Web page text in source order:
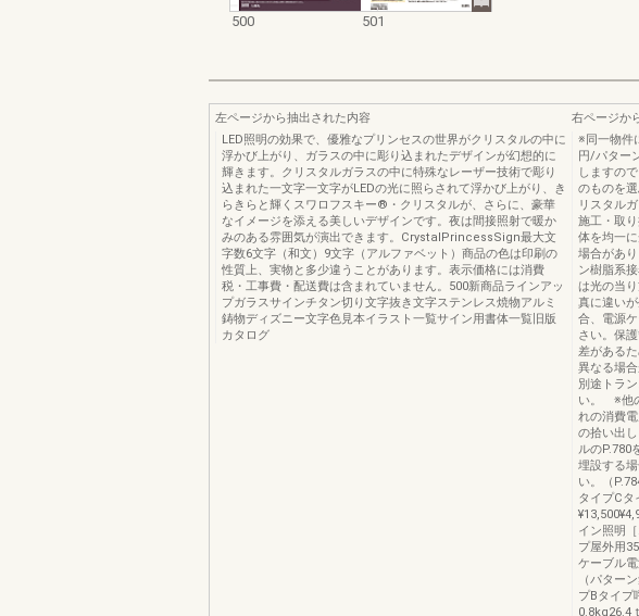
500 501
左ページから抽出された内容
LED照明の効果で、優雅なプリンセスの世界がクリスタルの中に
浮かび上がり、ガラスの中に彫り込まれたデザインが幻想的に
輝きます。クリスタルガラスの中に特殊なレーザー技術で彫り
込まれた一文字一文字がLEDの光に照らされて浮かび上がり、き
らきらと輝くスワロフスキー®・クリスタルが、さらに、豪華
なイメージを添える美しいデザインです。夜は間接照射で暖か
みのある雰囲気が演出できます。CrystalPrincessSign最大文
字数6文字（和文）9文字（アルファベット）商品の色は印刷の
性質上、実物と多少違うことがあります。表示価格には消費
税・工事費・配送費は含まれていません。500新商品ラインアッ
プガラスサインチタン切り文字抜き文字ステンレス焼物アルミ
鋳物ディズニー文字色見本イラスト一覧サイン用書体一覧旧版
カタログ
右ページか
※同一物件
円/パター
しますの
のものを
リスタル
施工・取
体を均一
場合があ
ン樹脂系
は光の当
真に違い
合、電源
さい。保
差がある
異なる場
別途トラ
い。 ※他
れの消費
の拾い出
ルのP.780
埋設する
い。（
タイプC
イン照明
プ屋外用
ケーブル
（パター
プBタイ
0.8kg26.4